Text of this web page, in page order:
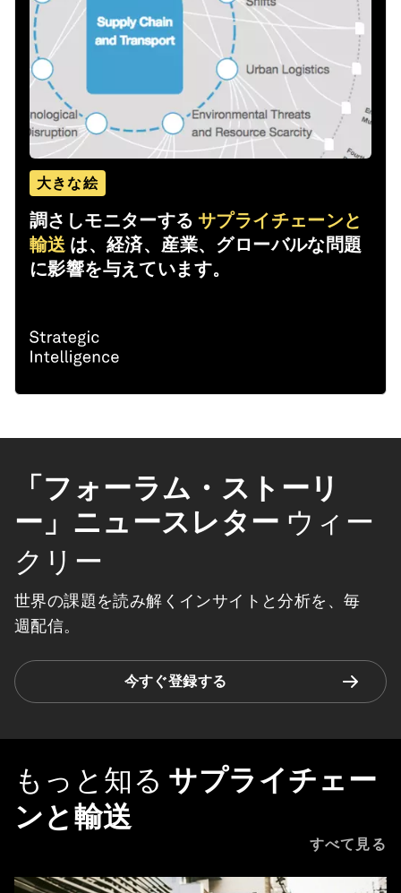
大きな絵
調さしモニターする サプライチェーンと
輸送 は、経済、産業、グローバルな問題
に影響を与えています。
「フォーラム・ストーリ
ー」ニュースレター ウィー
クリー
世界の課題を読み解くインサイトと分析を、毎
週配信。
今すぐ登録する
もっと知る サプライチェー
ンと輸送
すべて見る